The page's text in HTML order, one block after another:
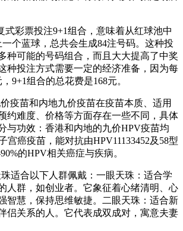
式彩票投注9+1组合，意味着从红球池中
个蓝球，总共会生成84注号码。这种投
种可能的号码组合，而且大大提高了中奖
种投注方式需要一定的经济准备，因为每
9+1组合的总花费是168元。
价疫苗和内地九价疫苗在疫苗本质、适用
约难度、价格等方面存在一些不同，具体
与功效：香港和内地的九价HPV疫苗均
宫癌疫苗，能对抗由HPV11133452及58型
的HPV相关癌症与疾病。
珠适合以下人群佩戴：一眼天珠：适合学
人群，如创业者。它象征着心绪清明、心
智慧，保持思维敏捷。二眼天珠：适合新
侣关系的人。它代表成双成对，寓意夫妻